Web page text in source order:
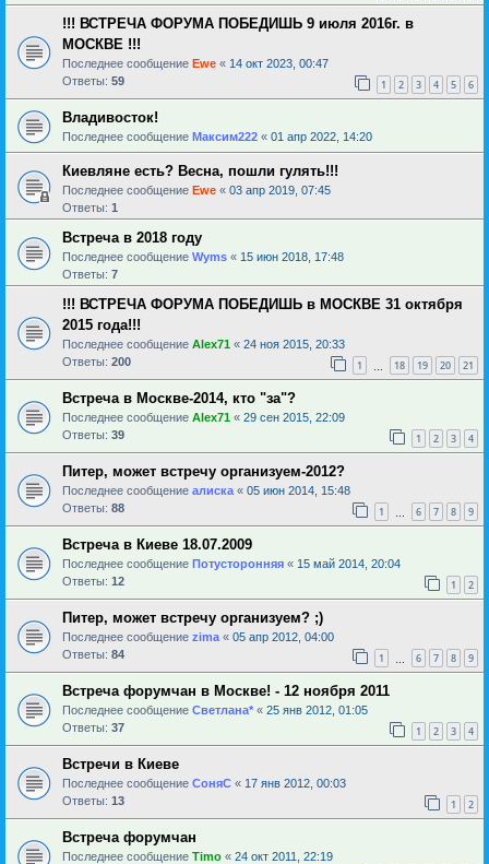
!!! ВСТРЕЧА ФОРУМА ПОБЕДИШЬ 9 июля 2016г. в
МОСКВЕ !!!
Последнее сообщение Ewe « 14 окт 2023, 00:47
Ответы: 59 1 2 3 4 5 6
Владивосток!
Последнее сообщение Максим222 « 01 апр 2022, 14:20
Киевляне есть? Весна, пошли гулять!!!
Последнее сообщение Ewe « 03 апр 2019, 07:45
Ответы: 1
Встреча в 2018 году
Последнее сообщение Wyms « 15 июн 2018, 17:48
Ответы: 7
!!! ВСТРЕЧА ФОРУМА ПОБЕДИШЬ в МОСКВЕ 31 октября
2015 года!!!
Последнее сообщение Alex71 « 24 ноя 2015, 20:33
Ответы: 200 1 18 19 20 21
Встреча в Москве-2014, кто "за"?
Последнее сообщение Alex71 « 29 сен 2015, 22:09
Ответы: 39 1 2 3 4
Питер, может встречу организуем-2012?
Последнее сообщение алиска « 05 июн 2014, 15:48
Ответы: 88 1 6 7 8 9
Встреча в Киеве 18.07.2009
Последнее сообщение Потусторонняя « 15 май 2014, 20:04
Ответы: 12 1 2
Питер, может встречу организуем? ;)
Последнее сообщение zima « 05 апр 2012, 04:00
Ответы: 84 1 6 7 8 9
Встреча форумчан в Москве! - 12 ноября 2011
Последнее сообщение Светлана* « 25 янв 2012, 01:05
Ответы: 37 1 2 3 4
Встречи в Киеве
Последнее сообщение СоняС « 17 янв 2012, 00:03
Ответы: 13 1 2
Встреча форумчан
Последнее сообщение Timo « 24 окт 2011, 22:19